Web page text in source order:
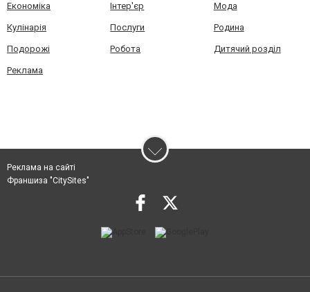
Економіка Інтер'єр Мода
Кулінарія Послуги Родина
Подорожі Робота Дитячий розділ
Реклама
Реклама на сайті
Франшиза "CitySites"